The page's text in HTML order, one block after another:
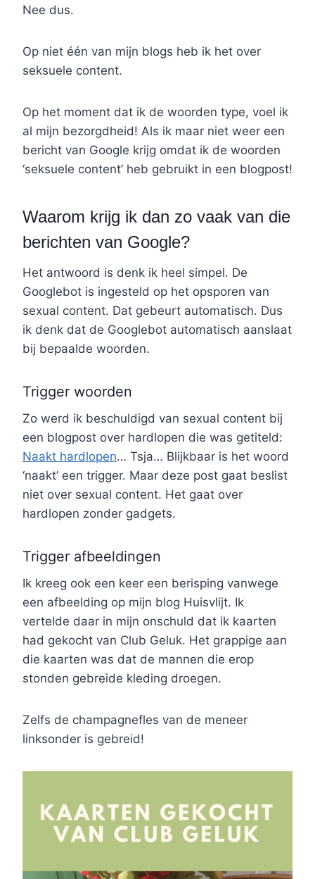
Nee dus.
Op niet één van mijn blogs heb ik het over
seksuele content.
Op het moment dat ik de woorden type, voel ik
al mijn bezorgdheid! Als ik maar niet weer een
bericht van Google krijg omdat ik de woorden
‘seksuele content’ heb gebruikt in een blogpost!
Waarom krijg ik dan zo vaak van die
berichten van Google?
Het antwoord is denk ik heel simpel. De
Googlebot is ingesteld op het opsporen van
sexual content. Dat gebeurt automatisch. Dus
ik denk dat de Googlebot automatisch aanslaat
bij bepaalde woorden.
Trigger woorden
Zo werd ik beschuldigd van sexual content bij
een blogpost over hardlopen die was getiteld:
Naakt hardlopen… Tsja… Blijkbaar is het woord
‘naakt’ een trigger. Maar deze post gaat beslist
niet over sexual content. Het gaat over
hardlopen zonder gadgets.
Trigger afbeeldingen
Ik kreeg ook een keer een berisping vanwege
een afbeelding op mijn blog Huisvlijt. Ik
vertelde daar in mijn onschuld dat ik kaarten
had gekocht van Club Geluk. Het grappige aan
die kaarten was dat de mannen die erop
stonden gebreide kleding droegen.
Zelfs de champagnefles van de meneer
linksonder is gebreid!